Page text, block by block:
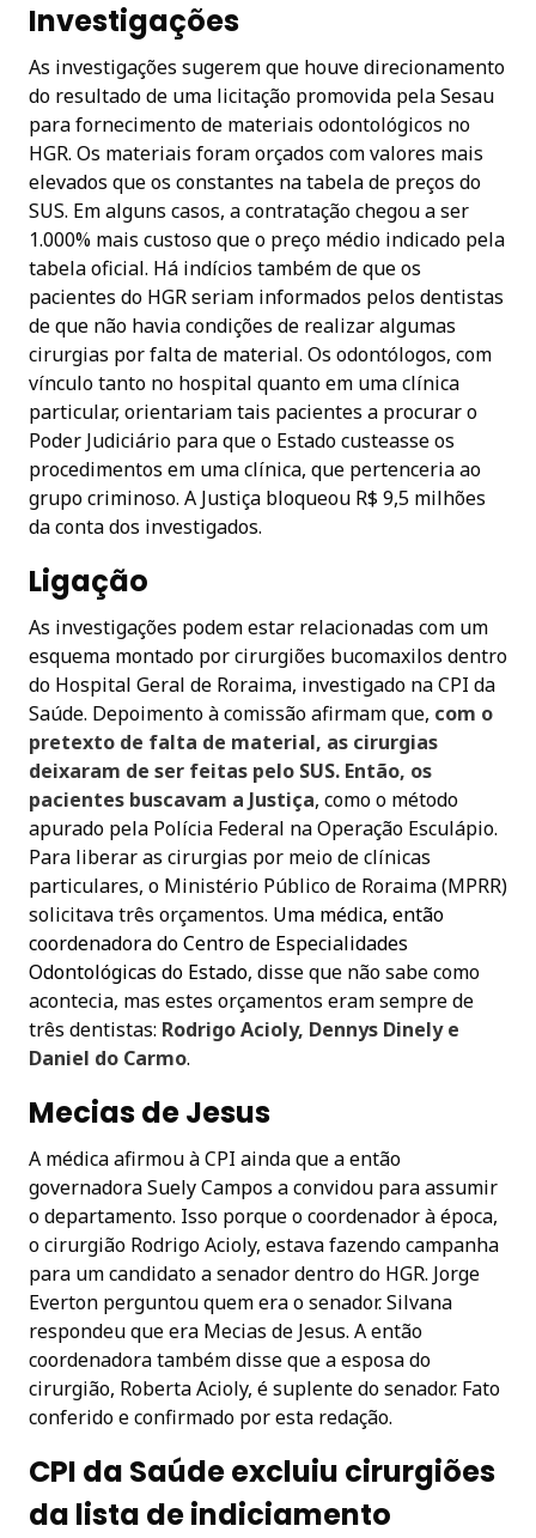
Investigações
As investigações sugerem que houve direcionamento
do resultado de uma licitação promovida pela Sesau
para fornecimento de materiais odontológicos no
HGR. Os materiais foram orçados com valores mais
elevados que os constantes na tabela de preços do
SUS. Em alguns casos, a contratação chegou a ser
1.000% mais custoso que o preço médio indicado pela
tabela oficial. Há indícios também de que os
pacientes do HGR seriam informados pelos dentistas
de que não havia condições de realizar algumas
cirurgias por falta de material. Os odontólogos, com
vínculo tanto no hospital quanto em uma clínica
particular, orientariam tais pacientes a procurar o
Poder Judiciário para que o Estado custeasse os
procedimentos em uma clínica, que pertenceria ao
grupo criminoso. A Justiça bloqueou R$ 9,5 milhões
da conta dos investigados.
Ligação
As investigações podem estar relacionadas com um
esquema montado por cirurgiões bucomaxilos dentro
do Hospital Geral de Roraima, investigado na CPI da
Saúde. Depoimento à comissão afirmam que, com o
pretexto de falta de material, as cirurgias
deixaram de ser feitas pelo SUS. Então, os
pacientes buscavam a Justiça, como o método
apurado pela Polícia Federal na Operação Esculápio.
Para liberar as cirurgias por meio de clínicas
particulares, o Ministério Público de Roraima (MPRR)
solicitava três orçamentos. Uma médica, então
coordenadora do Centro de Especialidades
Odontológicas do Estado, disse que não sabe como
acontecia, mas estes orçamentos eram sempre de
três dentistas: Rodrigo Acioly, Dennys Dinely e
Daniel do Carmo.
Mecias de Jesus
A médica afirmou à CPI ainda que a então
governadora Suely Campos a convidou para assumir
o departamento. Isso porque o coordenador à época,
o cirurgião Rodrigo Acioly, estava fazendo campanha
para um candidato a senador dentro do HGR. Jorge
Everton perguntou quem era o senador. Silvana
respondeu que era Mecias de Jesus. A então
coordenadora também disse que a esposa do
cirurgião, Roberta Acioly, é suplente do senador. Fato
conferido e confirmado por esta redação.
CPI da Saúde excluiu cirurgiões
da lista de indiciamento